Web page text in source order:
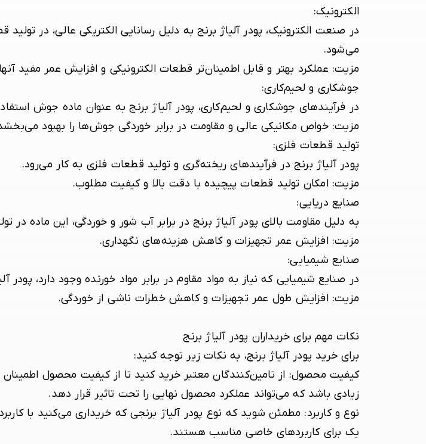
الکترونیک:
در صنعت الکترونیک، پودر آلیاژ برنج به دلیل رسانایی الکتریکی عالی، در
می‌شود.
مزیت: عملکرد بهتر و قابل اطمینان‌تر قطعات الکترونیکی و افزایش عمر مفید
جوشکاری و لحیم‌کاری:
در فرآیندهای جوشکاری و لحیم‌کاری، پودر آلیاژ برنج به عنوان ماده جوش
مزیت: خواص مکانیکی عالی و مقاومت در برابر خوردگی جوش‌ها را بهبود
تولید قطعات فلزی:
پودر آلیاژ برنج در فرآیندهای ریخته‌گری و تولید قطعات فلزی به کار می‌رود.
مزیت: امکان تولید قطعات پیچیده با دقت بالا و کیفیت مطلوب.
صنایع دریایی:
به دلیل مقاومت بالای پودر آلیاژ برنج در برابر آب شور و خوردگی، این ماده
مزیت: افزایش عمر تجهیزات و کاهش هزینه‌های نگهداری.
صنایع شیمیایی:
در صنایع شیمیایی که نیاز به مواد مقاوم در برابر مواد خورنده وجود دارد،
مزیت: افزایش طول عمر تجهیزات و کاهش خطرات ناشی از خوردگی.
نکات مهم برای خریداران پودر آلیاژ برنج
برای خرید پودر آلیاژ برنج، به نکات زیر توجه کنید:
کیفیت محصول: از تامین‌کنندگان معتبر خرید کنید تا از کیفیت محصول
زیادی باشد که می‌تواند عملکرد محصول نهایی را تحت تاثیر قرار دهد.
نوع و کاربرد: مطمئن شوید که نوع پودر آلیاژ برنجی که خریداری می‌کنید با
یک برای کاربردهای خاصی مناسب هستند.